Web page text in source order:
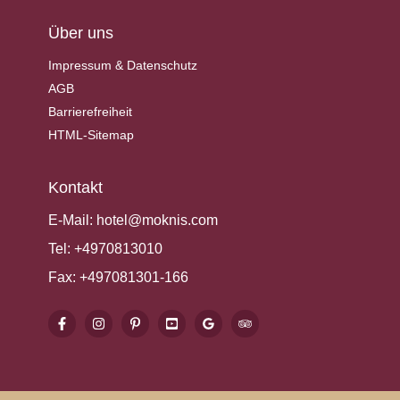
Über uns
Impressum & Datenschutz
AGB
Barrierefreiheit
HTML-Sitemap
Kontakt
E-Mail: hotel@moknis.com
Tel: +4970813010
Fax: +497081301-166